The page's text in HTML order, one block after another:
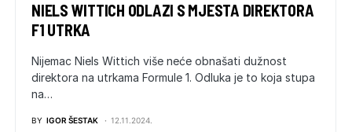
NIELS WITTICH ODLAZI S MJESTA DIREKTORA
F1 UTRKA
Nijemac Niels Wittich više neće obnašati dužnost
direktora na utrkama Formule 1. Odluka je to koja stupa
na…
BY IGOR ŠESTAK 12.11.2024.